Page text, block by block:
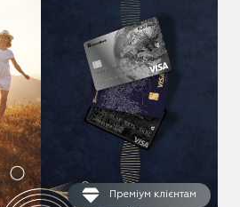
Преміум клієнтам